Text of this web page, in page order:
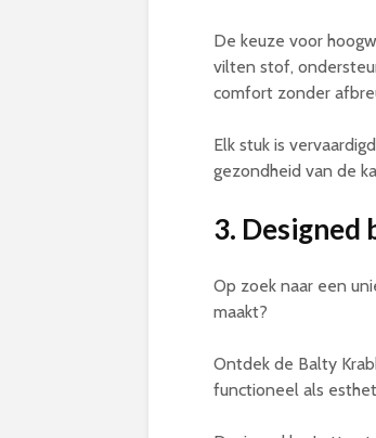
De keuze voor
vilten stof,
comfort zonder
Elk stuk is
gezondheid van de
3.
Op zoek naar een
maakt?
Ontdek de Balty
functioneel als